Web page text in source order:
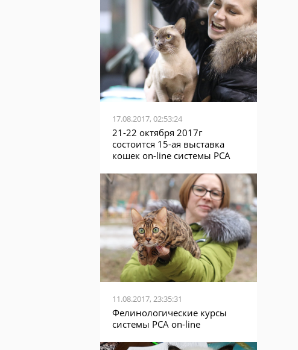
17.08.2017, 02:53:24
21-22 октября 2017г
состоится 15-ая выставка
кошек on-line системы PCA
11.08.2017, 23:35:31
Фелинологические курсы
системы PCA on-line